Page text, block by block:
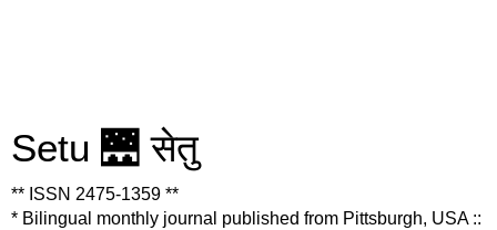
Setu 🌉 सेतु
** ISSN 2475-1359 **
* Bilingual monthly journal published from Pittsburgh, USA ::